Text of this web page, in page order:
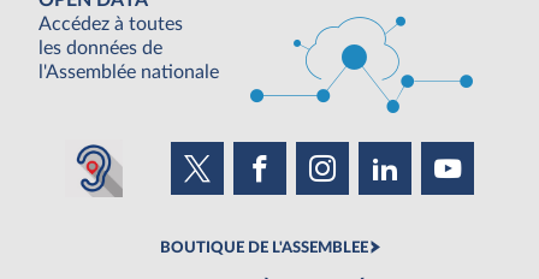
Accédez à toutes
les données de
l'Assemblée nationale
BOUTIQUE DE L'ASSEMBLEE